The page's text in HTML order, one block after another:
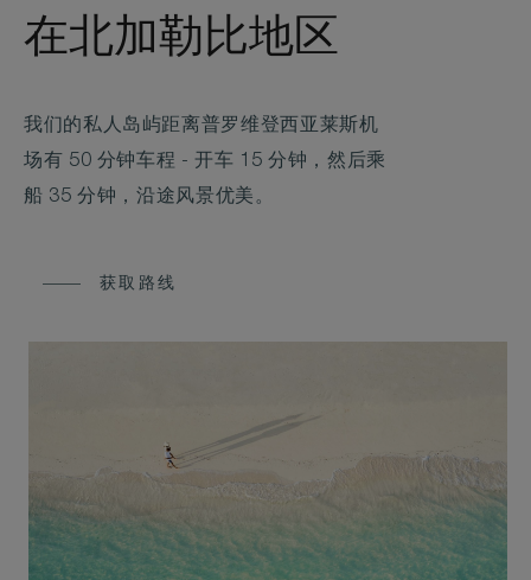
在北加勒比地区
我们的私人岛屿距离普罗维登西亚莱斯机
场有 50 分钟车程 - 开车 15 分钟，然后乘
船 35 分钟，沿途风景优美。
获取路线